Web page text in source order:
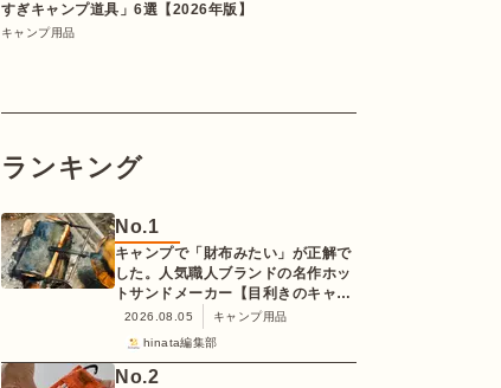
すぎキャンプ道具」6選【2026年版】
キャンプ用品
ランキング
No.1
キャンプで「財布みたい」が正解で
した。人気職人ブランドの名作ホッ
トサンドメーカー【目利きのキャン
プギア】
2026.08.05
キャンプ用品
hinata編集部
No.2